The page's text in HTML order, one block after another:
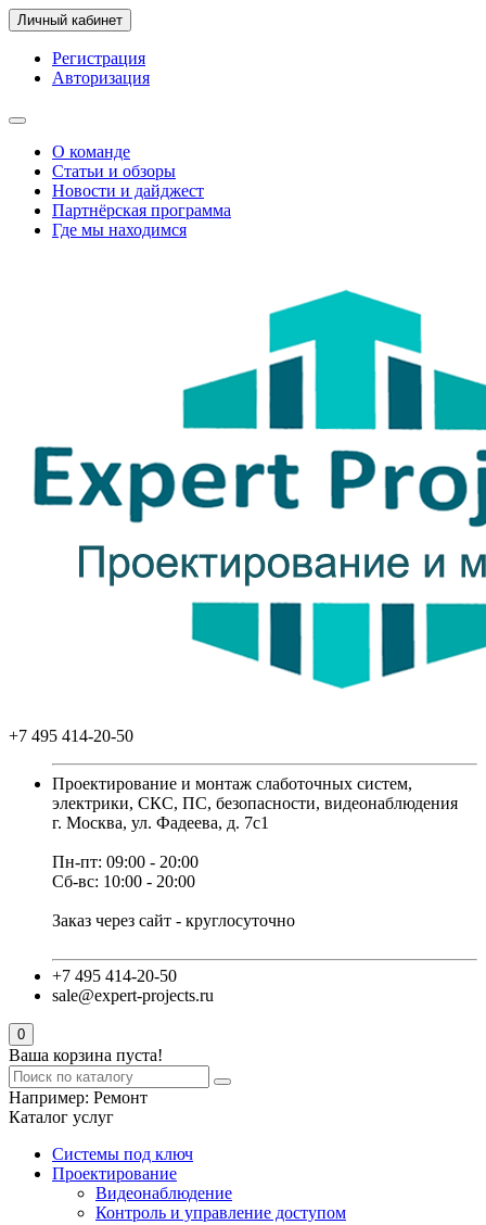
Личный кабинет
Регистрация
Авторизация
О команде
Статьи и обзоры
Новости и дайджест
Партнёрская программа
Где мы находимся
+7 495 414-20-50
Проектирование и монтаж слаботочных систем,
электрики, СКС, ПС, безопасности, видеонаблюдения
г. Москва, ул. Фадеева, д. 7с1
Пн-пт: 09:00 - 20:00
Сб-вс: 10:00 - 20:00
Заказ через сайт - круглосуточно
+7 495 414-20-50
sale@expert-projects.ru
0
Ваша корзина пуста!
Например: Ремонт
Каталог услуг
Системы под ключ
Проектирование
Видеонаблюдение
Контроль и управление доступом